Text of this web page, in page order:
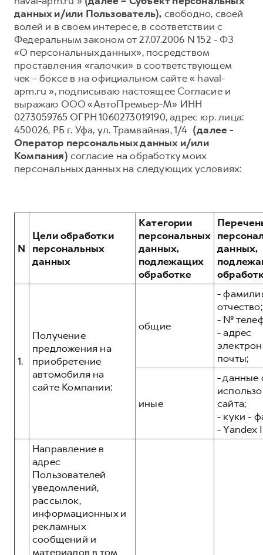
DARGO
от 3 199 000 ₽
DARGO X
от 3 499 000 ₽
F7
от 2 899 000 ₽
F7X
от 3 599 000 ₽
POER
от 3 449 000 ₽
Тест-драйв
Трейд-ин
КРЕДИТ И СТРАХОВАНИЕ
Кредитный калькулятор
Страхование
Кредит
КОРПОРАТИВНЫМ КЛИЕНТАМ
Крупным корпоративным клиентам
Система управления автопарком
Сервис для корпоративных клиентов
HAVAL Лизинг
Автомобильные аксессуары
Коллекция CITY
Коллекция Базовая
СЕРВИСНОЕ ОБСЛУЖИВАНИЕ
Нулевое ТО
Программа «Помощь на дороге»
Регламенты технического обслуживания
Электронный ПТС
ПОДДЕРЖКА
GWM Безопасность
Гарантия HAVAL
Руководства по эксплуатации
Подписки
Коллекция Базовая
Коллекция Детская
О дилере
Контакты
данных и/или Пользователь), свободно, своей
волей и в своем интересе, в соответствии с
Федеральным законом от 27.07.2006 N 152 - ФЗ
«О персональных данных», посредством
проставления «галочки» в соответствующем
чек – боксе в на официальном сайте « haval-
apm.ru », подписываю настоящее Согласие и
выражаю ООО «АвтоПремьер-М» ИНН
0273059765 ОГРН 1060273019190, адрес юр. лица:
450026, РБ г. Уфа, ул. Трамвайная, 1/4 (далее -
Оператор персональных данных и/или
Компания) согласие на обработку моих
персональных данных на следующих условиях:
N
Цели обработки
персональных
данных
Категории
персональных
данных,
подлежащих
обработке
данных,
1.
Получение
предложения на
приобретение
автомобиля на
сайте Компании:
общие
-
отчество;
- №
- адрес
почты;
иные
- данные
сайта;
- куки -
- Yandex
Направление в
адрес
Пользователей
уведомлений,
рассылок,
информационных и
рекламных
сообщений и
материалов в том